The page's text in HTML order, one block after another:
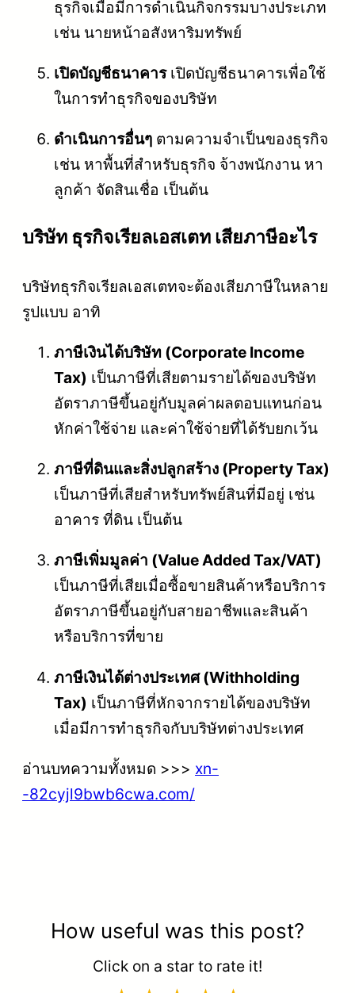
ธุรกิจเมื่อมีการดำเนินกิจกรรมบางประเภท
เช่น นายหน้าอสังหาริมทรัพย์
เปิดบัญชีธนาคารเปิดบัญชีธนาคารเพื่อใช้
ในการทำธุรกิจของบริษัท
ดำเนินการอื่นๆ ตามความจำเป็นของธุรกิจ
เช่น หาพื้นที่สำหรับธุรกิจ จ้างพนักงาน หา
ลูกค้า จัดสินเชื่อ เป็นต้น
บริษัท ธุรกิจเรียลเอสเตท เสียภาษีอะไร
บริษัทธุรกิจเรียลเอสเตทจะต้องเสียภาษีในหลาย
รูปแบบ อาทิ
ภาษีเงินได้บริษัท (Corporate Income
Tax) เป็นภาษีที่เสียตามรายได้ของบริษัท
อัตราภาษีขึ้นอยู่กับมูลค่าผลตอบแทนก่อน
หักค่าใช้จ่าย และค่าใช้จ่ายที่ได้รับยกเว้น
ภาษีที่ดินและสิ่งปลูกสร้าง (Property Tax)
เป็นภาษีที่เสียสำหรับทรัพย์สินที่มีอยู่ เช่น
อาคาร ที่ดิน เป็นต้น
ภาษีเพิ่มมูลค่า (Value Added Tax/VAT)
เป็นภาษีที่เสียเมื่อซื้อขายสินค้าหรือบริการ
อัตราภาษีขึ้นอยู่กับสายอาชีพและสินค้า
หรือบริการที่ขาย
ภาษีเงินได้ต่างประเทศ (Withholding
Tax) เป็นภาษีที่หักจากรายได้ของบริษัท
เมื่อมีการทำธุรกิจกับบริษัทต่างประเทศ
อ่านบทความทั้งหมด >>> xn-
-82cyjl9bwb6cwa.com/
How useful was this post?
Click on a star to rate it!